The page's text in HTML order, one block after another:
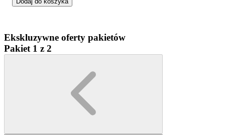
Ekskluzywne oferty pakietów
Pakiet 1 z 2